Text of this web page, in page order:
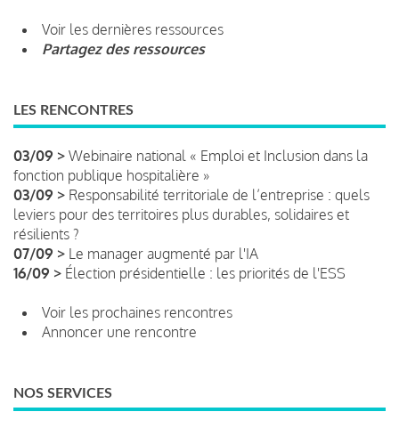
Voir les dernières ressources
Partagez des ressources
LES RENCONTRES
03/09 > Webinaire national « Emploi et Inclusion dans la
fonction publique hospitalière »
03/09 > Responsabilité territoriale de l’entreprise : quels
leviers pour des territoires plus durables, solidaires et
résilients ?
07/09 > Le manager augmenté par l'IA
16/09 > Élection présidentielle : les priorités de l'ESS
Voir les prochaines rencontres
Annoncer une rencontre
NOS SERVICES